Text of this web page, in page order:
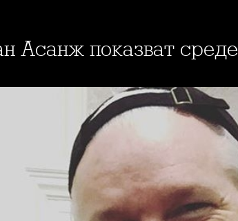
Асанж показват